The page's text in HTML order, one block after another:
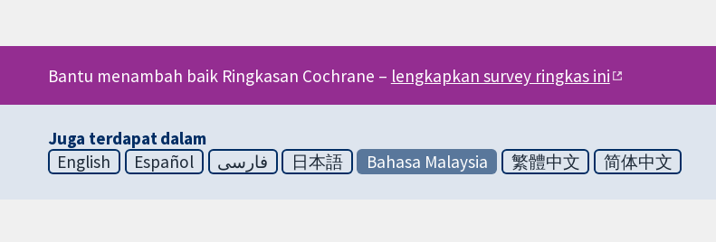
Bantu menambah baik Ringkasan Cochrane – lengkapkan survey ringkas ini
Juga terdapat dalam
English
Español فارسی 日本語 Bahasa Malaysia 繁體中文 简体中文